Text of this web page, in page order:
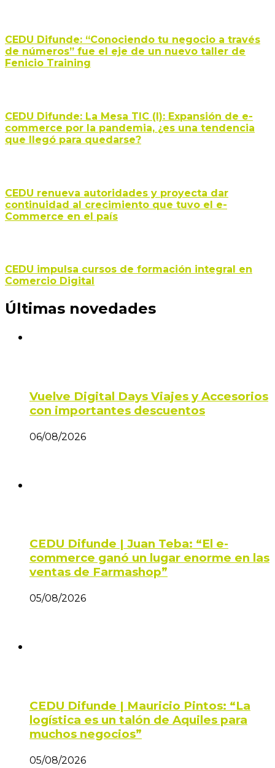
CEDU Difunde: “Conociendo tu negocio a través
de números” fue el eje de un nuevo taller de
Fenicio Training
CEDU Difunde: La Mesa TIC (I): Expansión de e-
commerce por la pandemia, ¿es una tendencia
que llegó para quedarse?
CEDU renueva autoridades y proyecta dar
continuidad al crecimiento que tuvo el e-
Commerce en el país
CEDU impulsa cursos de formación integral en
Comercio Digital
Últimas novedades
Vuelve Digital Days Viajes y Accesorios
con importantes descuentos
06/08/2026
CEDU Difunde | Juan Teba: “El e-
commerce ganó un lugar enorme en las
ventas de Farmashop”
05/08/2026
CEDU Difunde | Mauricio Pintos: “La
logística es un talón de Aquiles para
muchos negocios”
05/08/2026